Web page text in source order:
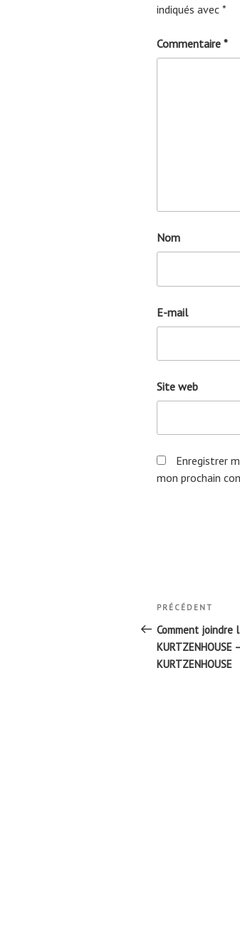
indiqués avec *
Commentaire *
Nom
E-mail
Site web
Enregistrer
mon prochain
Navigation
de
l’article
Article
précédent
PRÉCÉDENT
Comment joindre
KURTZENHOUSE